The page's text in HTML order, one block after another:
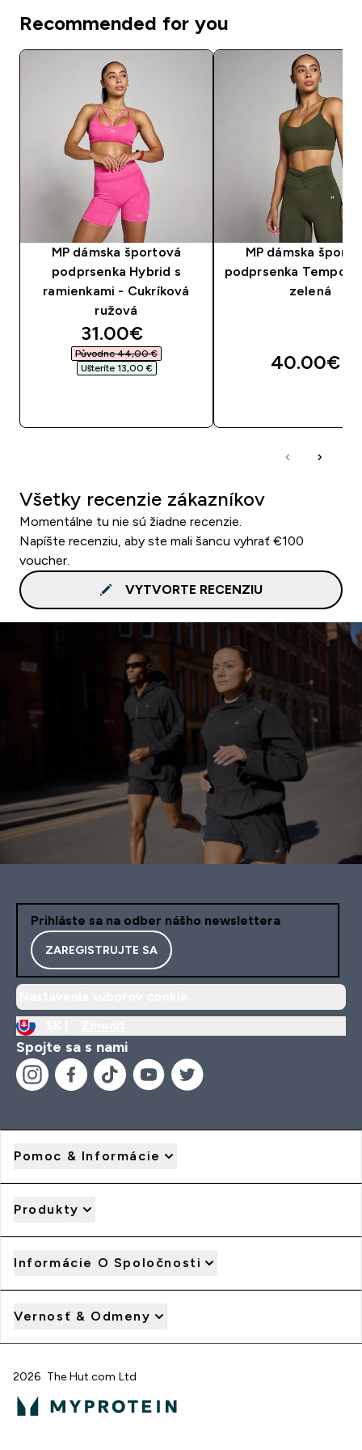
Recommended for you
MP dámska športová
podprsenka Hybrid s
ramienkami - Cukríková
ružová
discounted price
31.00€‎
Původne 44,00 €‎
Ušteríte 13,00 €‎
MP dámska
podprsenka Tempo -
zelená
40.00€‎
Všetky recenzie zákazníkov
Momentálne tu nie sú žiadne recenzie.
Napíšte recenziu, aby ste mali šancu vyhrať €100
voucher.
VYTVORTE RECENZIU
Prihláste sa na odber nášho newslettera
ZAREGISTRUJTE SA
Spojte sa s nami
Pomoc & Informácie
Produkty
Informácie O Spoločnosti
Vernosť & Odmeny
2026 The Hut.com Ltd